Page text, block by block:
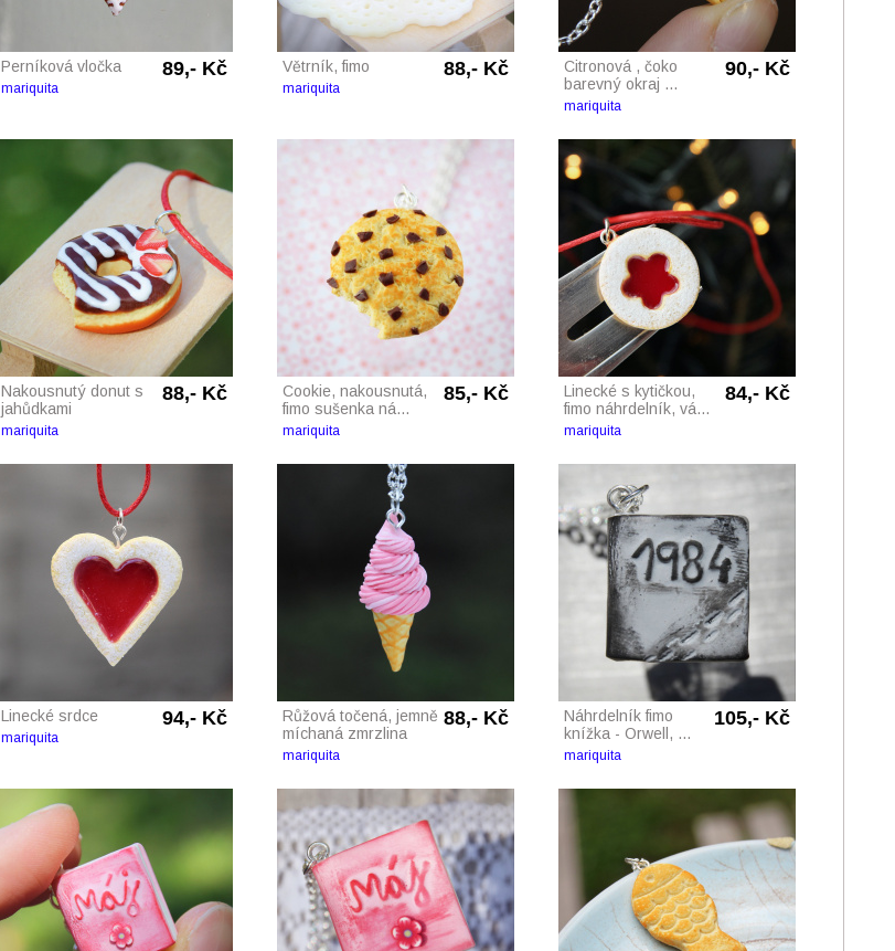
Perníková vločka 89,- Kč
mariquita
Větrník, fimo 88,- Kč
mariquita
Citronová , čoko
barevný okraj ...
90,- Kč
mariquita
Nakousnutý donut s
jahůdkami
88,- Kč
mariquita
Cookie, nakousnutá,
fimo sušenka ná...
85,- Kč
mariquita
Linecké s kytičkou,
fimo náhrdelník, vá...
84,- Kč
mariquita
Linecké srdce 94,- Kč
mariquita
Růžová točená, jemně
míchaná zmrzlina
88,- Kč
mariquita
Náhrdelník fimo
knížka - Orwell, ...
105,- Kč
mariquita